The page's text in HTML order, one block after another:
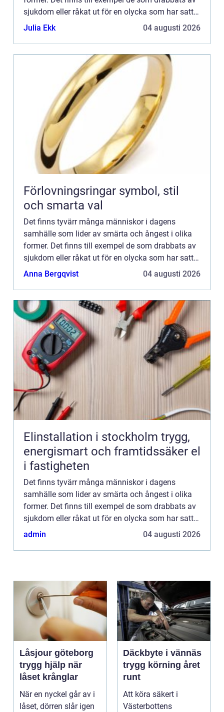
sjukdom eller råkat ut för en olycka som har satt
sina spår genom kronisk smärta i kroppen.
Julia Ekk 04 augusti 2026
Förlovningsringar symbol, stil
och smarta val
Det finns tyvärr många människor i dagens
samhälle som lider av smärta och ångest i olika
former. Det finns till exempel de som drabbats av
sjukdom eller råkat ut för en olycka som har satt
sina spår genom kronisk smärta i kroppen.
Anna Bergqvist 04 augusti 2026
Elinstallation i stockholm trygg,
energismart och framtidssäker el
i fastigheten
Det finns tyvärr många människor i dagens
samhälle som lider av smärta och ångest i olika
former. Det finns till exempel de som drabbats av
sjukdom eller råkat ut för en olycka som har satt
sina spår genom kronisk smärta i kroppen.
admin 04 augusti 2026
Låsjour göteborg
trygg hjälp när
låset krånglar
När en nyckel går av i
låset, dörren slår igen
Däckbyte i vännäs
trygg körning året
runt
Att köra säkert i
Västerbottens